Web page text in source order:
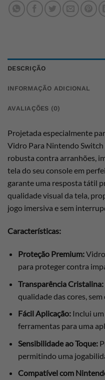
DESCRIÇÃO
INFORMAÇÃO ADICIONAL
AVALIAÇÕES (0)
Projetada especialmente
Vidro Para Nintendo
robusta contra arranhões,
tela do seu console em
garante uma resposta tátil
qualidade visual da tela,
jogo imersiva e sem
Características:
Proteção Premium:Vidro
para proteger contra
Transparência Cristalina:
qualidade das cores,
Fácil Aplicação:Inclui um
ferramentas para uma
Sensibilidade ao Toque:
permitindo uma
Compatível com